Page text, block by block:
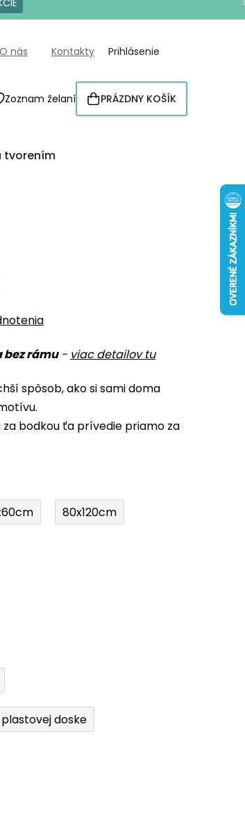
O nás Kontakty Prihlásenie
Zoznam želaní
NÁKUPNÝ
KOŠÍK
PRÁZDNY KOŠÍK
tvorením
bez rámu- viac detailov tu
spôsob, ako si sami doma
bodkou ťa prívedie priamo za
80x120cm
plastovej doske